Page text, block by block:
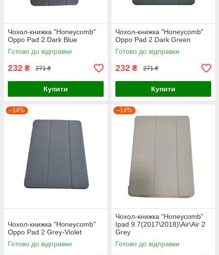
Чохол-книжка "Honeycomb"
Oppo Pad 2 Dark Blue
Готово до відправки
232 ₴ 271 ₴
Купити
Чохол-книжка "Honeycomb"
Oppo Pad 2 Dark Green
Готово до відправки
232 ₴ 271 ₴
Купити
–14%
Чохол-книжка "Honeycomb"
Oppo Pad 2 Grey-Violet
Готово до відправки
–14%
Чохол-книжка "Honeycomb"
Ipad 9.7(2017\2018)\Air\Air 2
Grey
Готово до відправки